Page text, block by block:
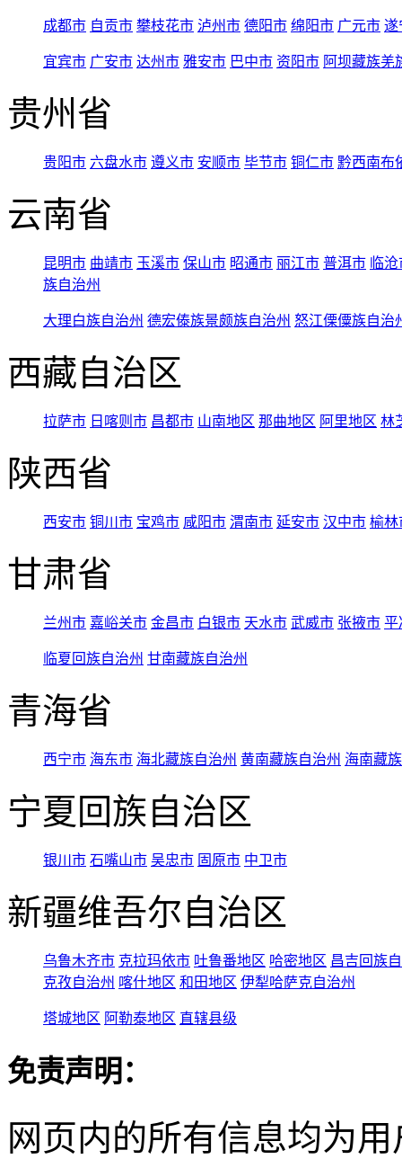
成都市 自贡市 攀枝花市 泸州市 德阳市 绵阳市 广元市 遂
宜宾市 广安市 达州市 雅安市 巴中市 资阳市 阿坝藏族羌
贵州省
贵阳市 六盘水市 遵义市 安顺市 毕节市 铜仁市 黔西南布
云南省
昆明市 曲靖市 玉溪市 保山市 昭通市 丽江市 普洱市 临
族自治州
大理白族自治州 德宏傣族景颇族自治州 怒江傈僳族自治
西藏自治区
拉萨市 日喀则市 昌都市 山南地区 那曲地区 阿里地区 林
陕西省
西安市 铜川市 宝鸡市 咸阳市 渭南市 延安市 汉中市 榆林
甘肃省
兰州市 嘉峪关市 金昌市 白银市 天水市 武威市 张掖市 平
临夏回族自治州 甘南藏族自治州
青海省
西宁市 海东市 海北藏族自治州 黄南藏族自治州 海南藏
宁夏回族自治区
银川市 石嘴山市 吴忠市 固原市 中卫市
新疆维吾尔自治区
乌鲁木齐市 克拉玛依市 吐鲁番地区 哈密地区 昌吉回族
克孜自治州 喀什地区 和田地区 伊犁哈萨克自治州
塔城地区 阿勒泰地区 直辖县级
免责声明：
网页内的所有信息均为